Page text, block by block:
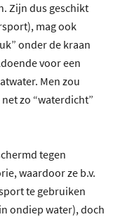
Zijn dus geschikt
mag ook
onder de kraan
voor een
Men zou
zo “waterdicht”
tegen
waardoor ze b.v.
te gebruiken
ondiep water), doch